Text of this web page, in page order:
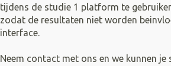
tijdens de studie 1 platform te
zodat de resultaten niet worden
interface.
Neem contact met ons en we kunnen